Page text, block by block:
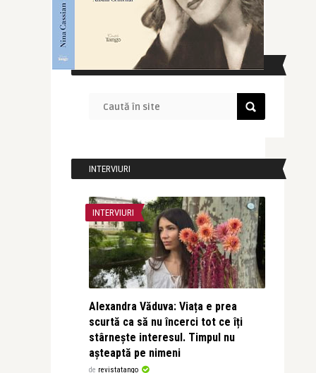
CAUTĂ ÎN SITE
INTERVIURI
INTERVIURI
Alexandra Văduva: Viața e prea
scurtă ca să nu încerci tot ce îți
stârnește interesul. Timpul nu
așteaptă pe nimeni
de revistatango